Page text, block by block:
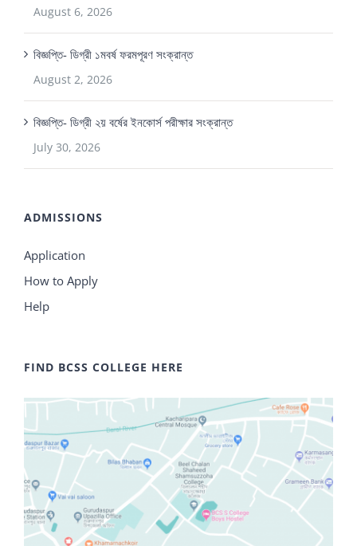
August 6, 2026
বিজ্ঞপ্তি- ডিগ্রী ১মবর্ষ ফরমপূরণ সংক্রান্ত
August 2, 2026
বিজ্ঞপ্তি- ডিগ্রী ২য় বর্ষের ইনকোর্স পরীক্ষার সংক্রান্ত
July 30, 2026
ADMISSIONS
Application
How to Apply
Help
FIND BCSS COLLEGE HERE